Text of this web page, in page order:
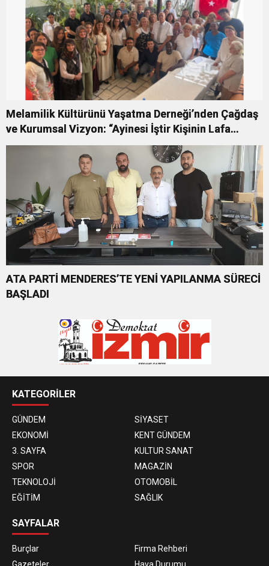
Melamilik Kültürünü Yaşatma Derneği’nden Çağdaş
ve Kurumsal Vizyon: “Ayinesi İştir Kişinin Lafa
Bakılmaz”
ATA PARTİ MENDERES’TE YENİ YAPILANMA SÜRECİ
BAŞLADI
KATEGORİLER
GÜNDEM
SİYASET
EKONOMİ
KENT GÜNDEM
3. SAYFA
KULTUR SANAT
SPOR
MAGAZİN
TEKNOLOJİ
OTOMOBİL
EĞİTİM
SAĞLIK
SAYFALAR
Burçlar
Firma Rehberi